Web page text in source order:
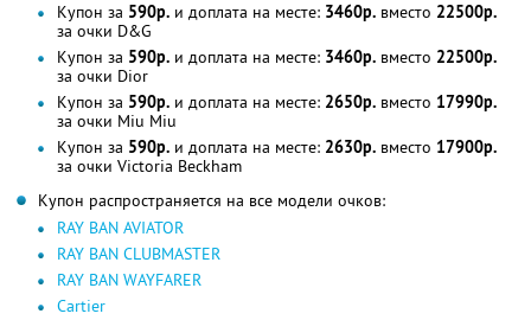
Купон за 590р. и доплата на месте: 3460р. вместо 22500р.
за очки D&G
Купон за 590р. и доплата на месте: 3460р. вместо 22500р.
за очки Dior
Купон за 590р. и доплата на месте: 2650р. вместо 17990р.
за очки Miu Miu
Купон за 590р. и доплата на месте: 2630р. вместо 17900р.
за очки Victoria Beckham
Купон распространяется на все модели очков:
RAY BAN AVIATOR
RAY BAN CLUBMASTER
RAY BAN WAYFARER
Cartier